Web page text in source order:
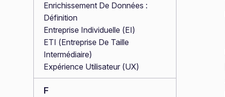
Enrichissement De Données :
Définition
Entreprise Individuelle (EI)
ETI (Entreprise De Taille
Intermédiaire)
Expérience Utilisateur (UX)
F